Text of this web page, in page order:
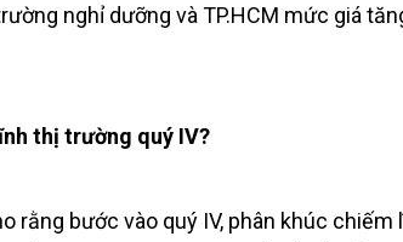
nghỉ dưỡng và TP.HCM mức giá
thị trường quý IV?
rằng bước vào quý IV, phân khúc